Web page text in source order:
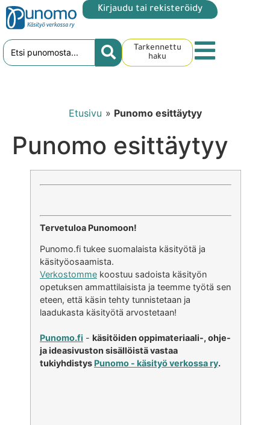
Kirjaudu tai rekisteröidy
Tarkennettu
haku
Etusivu » Punomo esittäytyy
Punomo esittäytyy
Tervetuloa Punomoon!
Punomo.fi tukee suomalaista käsityötä ja
käsityöosaamista.
Verkostomme koostuu sadoista käsityön
opetuksen ammattilaisista ja teemme työtä sen
eteen, että käsin tehty tunnistetaan ja
laadukasta käsityötä arvostetaan!
Punomo.fi - käsitöiden oppimateriaali-, ohje-
ja ideasivuston sisällöistä vastaa
tukiyhdistys Punomo - käsityö verkossa ry.